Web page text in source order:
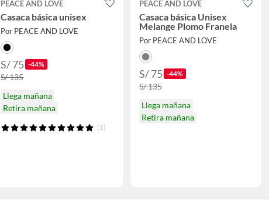
PEACE AND LOVE
Casaca básica unisex
Por PEACE AND LOVE
S/ 75 -44%
S/ 135
Llega mañana
Retira mañana
(1)
PEACE AND LOVE
Casaca básica Unisex
Melange Plomo Franela
Por PEACE AND LOVE
S/ 75 -44%
S/ 135
Llega mañana
Retira mañana